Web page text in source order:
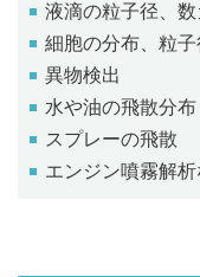
液滴の粒子径、数
細胞の分布、粒子
異物検出
水や油の飛散分布
スプレーの飛散
エンジン噴霧解